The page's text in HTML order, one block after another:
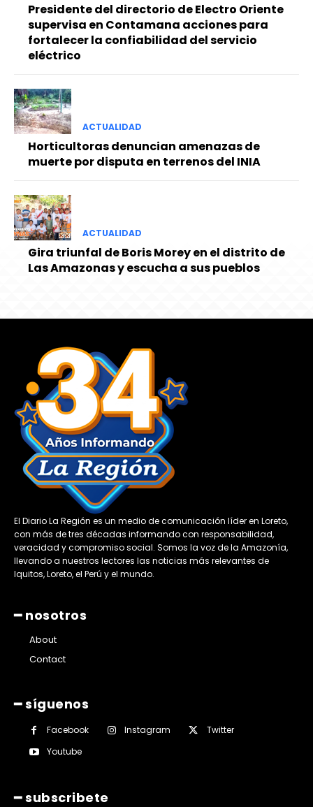
Presidente del directorio de Electro Oriente
supervisa en Contamana acciones para
fortalecer la confiabilidad del servicio
eléctrico
ACTUALIDAD
Horticultoras denuncian amenazas de
muerte por disputa en terrenos del INIA
ACTUALIDAD
Gira triunfal de Boris Morey en el distrito de
Las Amazonas y escucha a sus pueblos
El Diario La Región es un medio de comunicación líder en Loreto,
con más de tres décadas informando con responsabilidad,
veracidad y compromiso social. Somos la voz de la Amazonía,
llevando a nuestros lectores las noticias más relevantes de
Iquitos, Loreto, el Perú y el mundo.
━ nosotros
About
Contact
━ síguenos
Facebook Instagram
Twitter
Youtube
━ subscribete